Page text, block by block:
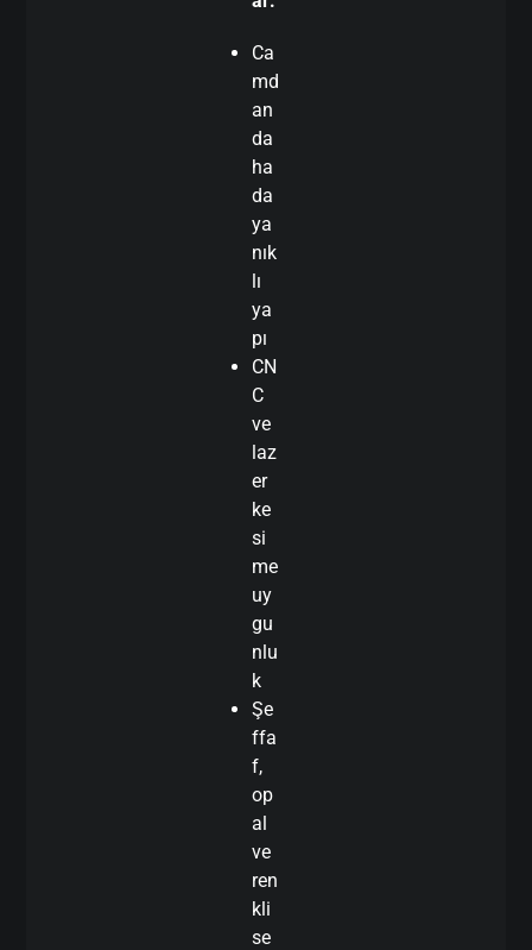
Ca
md
an
da
ha
da
ya
nık
lı
ya
pı
CN
C
ve
laz
er
ke
si
me
uy
gu
nlu
k
Şe
ffa
f,
op
al
ve
ren
kli
se